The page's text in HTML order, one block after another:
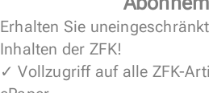
Erhalten Sie
Inhalten der ZFK!
✓ Vollzugriff auf alle ZFK-